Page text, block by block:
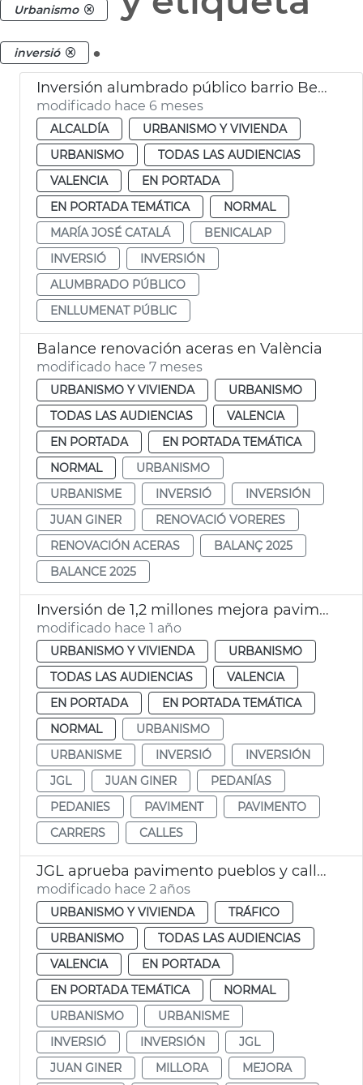
Urbanismo
inversió .
Inversión alumbrado público barrio Benicalap
modificado hace 6 meses
ALCALDÍA
URBANISMO Y VIVIENDA
URBANISMO
TODAS LAS AUDIENCIAS
VALENCIA
EN PORTADA
EN PORTADA TEMÁTICA
NORMAL
MARÍA JOSÉ CATALÁ
BENICALAP
INVERSIÓ
INVERSIÓN
ALUMBRADO PÚBLICO
ENLLUMENAT PÚBLIC
Balance renovación aceras en València
modificado hace 7 meses
URBANISMO Y VIVIENDA
URBANISMO
TODAS LAS AUDIENCIAS
VALENCIA
EN PORTADA
EN PORTADA TEMÁTICA
NORMAL
URBANISMO
URBANISME
INVERSIÓ
INVERSIÓN
JUAN GINER
RENOVACIÓ VORERES
RENOVACIÓN ACERAS
BALANÇ 2025
BALANCE 2025
Inversión de 1,2 millones mejora pavimento calles y caminos València y pedanías
modificado hace 1 año
URBANISMO Y VIVIENDA
URBANISMO
TODAS LAS AUDIENCIAS
VALENCIA
EN PORTADA
EN PORTADA TEMÁTICA
NORMAL
URBANISMO
URBANISME
INVERSIÓ
INVERSIÓN
JGL
JUAN GINER
PEDANÍAS
PEDANIES
PAVIMENT
PAVIMENTO
CARRERS
CALLES
JGL aprueba pavimento pueblos y calles València
modificado hace 2 años
URBANISMO Y VIVIENDA
TRÁFICO
URBANISMO
TODAS LAS AUDIENCIAS
VALENCIA
EN PORTADA
EN PORTADA TEMÁTICA
NORMAL
URBANISMO
URBANISME
INVERSIÓ
INVERSIÓN
JGL
JUAN GINER
MILLORA
MEJORA